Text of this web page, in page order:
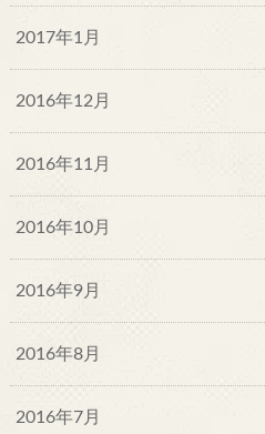
2017年1月
2016年12月
2016年11月
2016年10月
2016年9月
2016年8月
2016年7月